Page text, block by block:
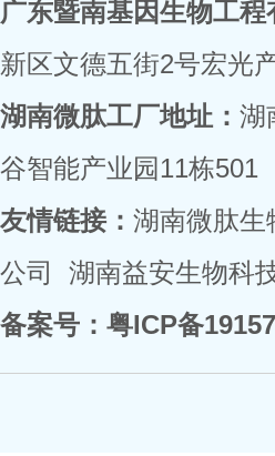
广东暨南基因生物工
新区文德五街2号宏光
湖南微肽工厂地址： 湖
谷智能产业园11栋501
友情链接： 湖南微肽生
公司
湖南益安生物科
备案号： 粤ICP备